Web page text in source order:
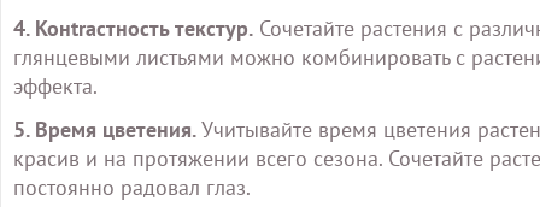
4. Конtrастность текстур. Сочетайте растения с
глянцевыми листьями можно комбинировать с
эффекта.
5. Время цветения.Учитывайте время цветения
красив и на протяжении всего сезона. Сочетайте
постоянно радовал глаз.